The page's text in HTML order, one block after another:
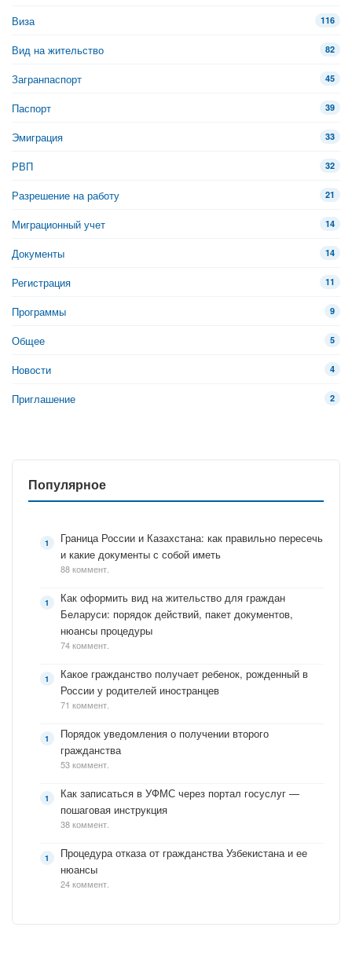
Виза 116
Вид на жительство 82
Загранпаспорт 45
Паспорт 39
Эмиграция 33
РВП 32
Разрешение на работу 21
Миграционный учет 14
Документы 14
Регистрация 11
Программы 9
Общее 5
Новости 4
Приглашение 2
Популярное
Граница России и Казахстана: как правильно пересечь
и какие документы с собой иметь
88 коммент.
Как оформить вид на жительство для граждан
Беларуси: порядок действий, пакет документов,
нюансы процедуры
74 коммент.
Какое гражданство получает ребенок, рожденный в
России у родителей иностранцев
71 коммент.
Порядок уведомления о получении второго
гражданства
53 коммент.
Как записаться в УФМС через портал госуслуг —
пошаговая инструкция
38 коммент.
Процедура отказа от гражданства Узбекистана и ее
нюансы
24 коммент.